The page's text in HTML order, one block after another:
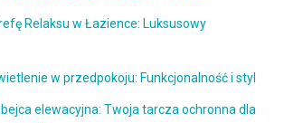
Relaksu w Łazience: Luksusowy
w przedpokoju: Funkcjonalność i styl
elewacyjna: Twoja tarcza ochronna dla